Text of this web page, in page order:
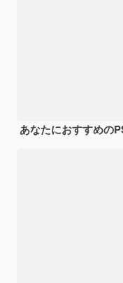
あなたにおすすめの